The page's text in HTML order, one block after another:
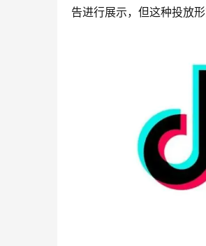
告进行展示，但这种投放